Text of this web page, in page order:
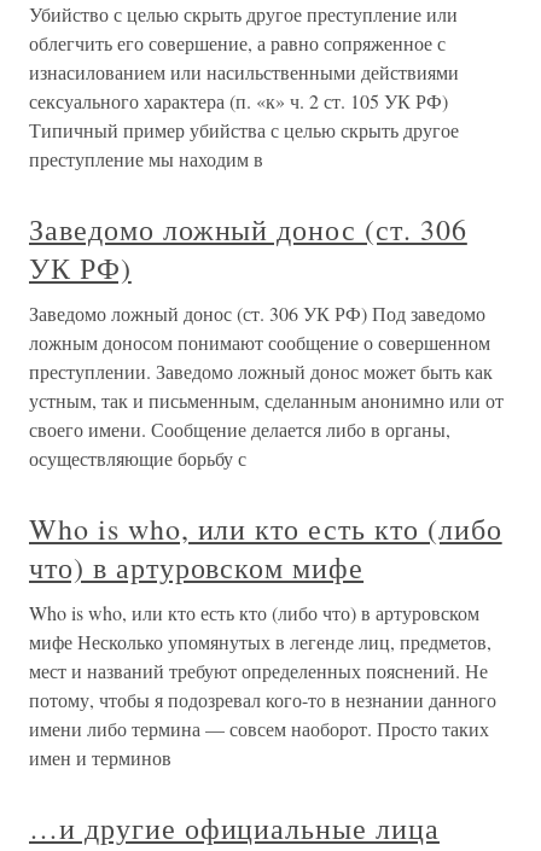
Убийство с целью скрыть другое преступление или
облегчить его совершение, а равно сопряженное с
изнасилованием или насильственными действиями
сексуального характера (п. «к» ч. 2 ст. 105 УК РФ)
Типичный пример убийства с целью скрыть другое
преступление мы находим в
Заведомо ложный донос (ст. 306
УК РФ)
Заведомо ложный донос (ст. 306 УК РФ) Под заведомо
ложным доносом понимают сообщение о совершенном
преступлении. Заведомо ложный донос может быть как
устным, так и письменным, сделанным анонимно или от
своего имени. Сообщение делается либо в органы,
осуществляющие борьбу с
Who is who, или кто есть кто (либо
что) в артуровском мифе
Who is who, или кто есть кто (либо что) в артуровском
мифе Несколько упомянутых в легенде лиц, предметов,
мест и названий требуют определенных пояснений. Не
потому, чтобы я подозревал кого-то в незнании данного
имени либо термина — совсем наоборот. Просто таких
имен и терминов
…и другие официальные лица